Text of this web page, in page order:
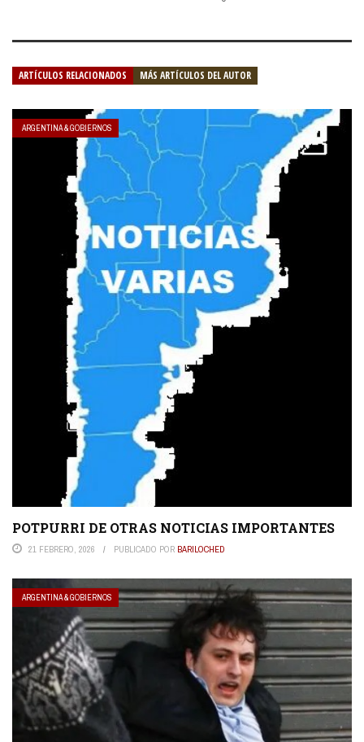
ARTÍCULOS RELACIONADOS MÁS ARTÍCULOS DEL AUTOR
ARGENTINA & GOBIERNOS
POTPURRI DE OTRAS NOTICIAS IMPORTANTES
21 FEBRERO, 2026 PUBLICADO POR BARILOCHED
ARGENTINA & GOBIERNOS